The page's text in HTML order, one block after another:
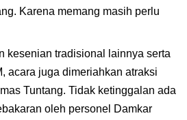
Karena memang masih perlu
kesenian tradisional lainnya serta
acara juga dimeriahkan atraksi
Tuntang. Tidak ketinggalan ada
oleh personel Damkar